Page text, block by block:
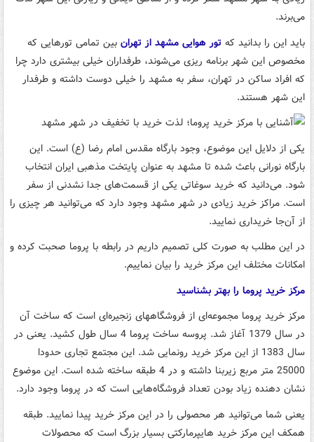
می‌برند.
باید این را بدانید که تور هوایی مشهد از تهران بین تمامی تورهایی که
مخصوص این شهر برنامه ریزی می‌شوند، طرفداران خیلی بیشتری دارد چرا
که افراد ساکن در تهران، سفر به مشهد را خیلی دوست داشته و طرفدار
این شهر هستند.
یکی از دلایل این موضوع، وجود بارگاه مقدس امام رضا (ع) است. این
بارگاه نورانی باعث شده تا مشهد به عنوان پایتخت مذهبی ایران انتخاب
شود. می‌دانید که خرید سوغاتی یکی از قسمت‌های جدا نشدنی از سفر
است. مراکز خرید زیادی در شهر مشهد وجود دارد که می‌‎توانید هر چیزی را
از آن‌جا خریداری نمایید.
در این مطلب به صورت کلی تصمیم داریم در رابطه با پروما صحبت کرده و
امکانات مختلف این مرکز خرید را بیان نماییم.
مرکز خرید پروما را بهتر بشناسید
مرکز خرید پروما مجموعه‌ای از فروشگاه‎های زنجیره‌ای است که ساخت آن
در سال 1379 آغاز شد. پروسه ساخت پروما 4 سال طول کشید. یعنی در
سال 1383 از این مرکز خرید رونمایی شد. این مجتمع تجاری حدودا
25000 متر مربع زیربنا داشته و در 4 طبقه ساخته شده است. این موضوع
نشان دهنده زیاد بودن تعداد فروشگاه‌هایی است که در پروما وجود دارد.
یعنی شما می‌توانید هر محصولی را در این مرکز خرید پیدا نمایید. طبقه
همکف این مرکز خرید هایپرمارکتی بسیار بزرگ است که محصولات